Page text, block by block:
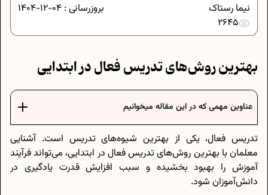
بروزرسانی : 04-12-1404
نیما رستاک
2645
بهترین روش‌های تدریس فعال در ابتدایی
عناوین مهمی که در این مقاله میخوانیم
تدریس فعال، یکی از بهترین شیوه‌های تدریس است. آشنایی
معلمان با بهترین روش‌های تدریس فعال در ابتدایی، می‌تواند فرآیند
آموزش را بهبود بخشیده و سبب افزایش قدرت یادگیری در
دانش‌آموزان شود.